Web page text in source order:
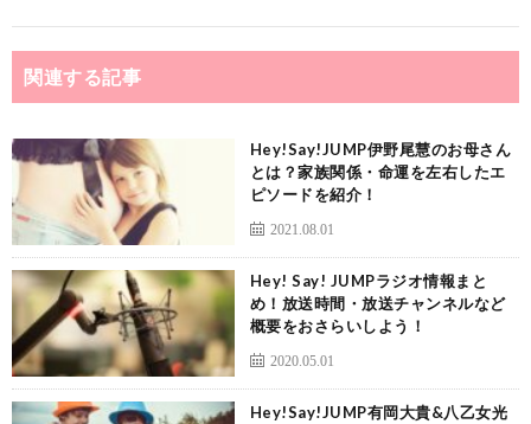
関連する記事
Hey!Say!JUMP伊野尾慧のお母さん
とは？家族関係・命運を左右したエ
ピソードを紹介！
2021.08.01
Hey! Say! JUMPラジオ情報まと
め！放送時間・放送チャンネルなど
概要をおさらいしよう！
2020.05.01
Hey!Say!JUMP有岡大貴&八乙女光